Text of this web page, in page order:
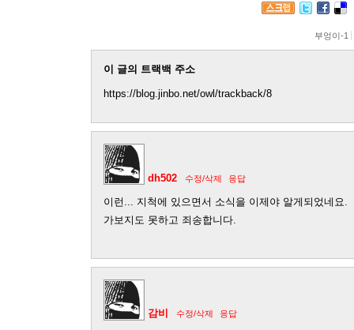
부엉이-1
이 글의 트랙백 주소
https://blog.jinbo.net/owl/trackback/8
dh502 수정/삭제 응답
이런... 지척에 있으면서 소식을 이제야 알게되었네요.
가보지도 못하고 죄송합니다.
감비 수정/삭제 응답